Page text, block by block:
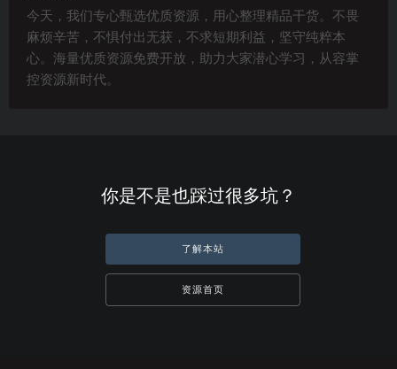
今天，我们专心甄选优质资源，用心整理精品干货。不畏
麻烦辛苦，不惧付出无获，不求短期利益，坚守纯粹本
心。海量优质资源免费开放，助力大家潜心学习，从容掌
控资源新时代。
你是不是也踩过很多坑？
了解本站
资源首页